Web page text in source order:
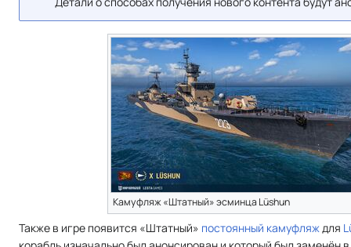
Камуфляж «Штатный» эсминца Lüshun
Также в игре появится «Штатный» постоянный камуфляж для